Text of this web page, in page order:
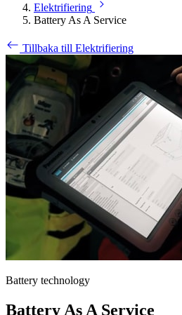
Elektrifiering
Battery As A Service
Tillbaka till Elektrifiering
Battery technology
Battery As A Service